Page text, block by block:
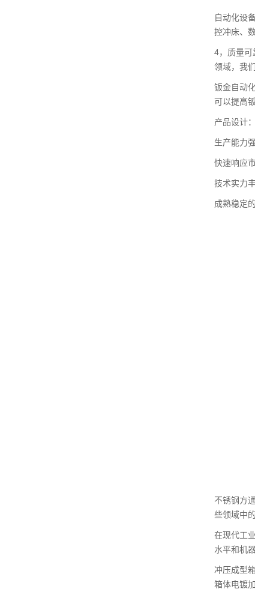
自动化设
控冲床、
4，质量可
领域，我
钣金自动
可以提高
产品设计
生产能力
快速响应
技术实力
成熟稳定
不锈钢方
些领域中
在现代工
水平和机
冲压成型
箱体电镀